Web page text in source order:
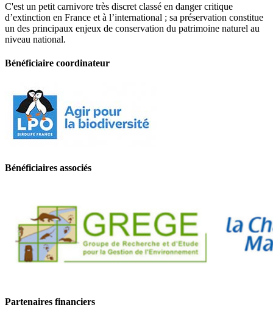
C'est un petit carnivore très discret classé en danger critique
d’extinction en France et à l’international ; sa préservation constitue
un des principaux enjeux de conservation du patrimoine naturel au
niveau national.
Bénéficiaire coordinateur
Bénéficiaires associés
Partenaires financiers